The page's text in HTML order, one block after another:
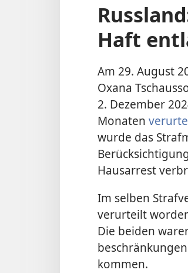
Haft
Am 29. August
Oxana
2. Dezember
Monaten
wurde das
Hausarrest
Im selben
verurteilt
Die beiden
kommen.